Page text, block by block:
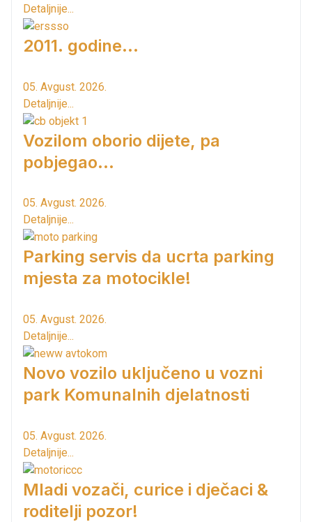
Detaljnije...
2011. godine...
05. Avgust. 2026.
Detaljnije...
Vozilom oborio dijete, pa
pobjegao...
05. Avgust. 2026.
Detaljnije...
Parking servis da ucrta parking
mjesta za motocikle!
05. Avgust. 2026.
Detaljnije...
Novo vozilo uključeno u vozni
park Komunalnih djelatnosti
05. Avgust. 2026.
Detaljnije...
Mladi vozači, curice i dječaci &
roditelji pozor!